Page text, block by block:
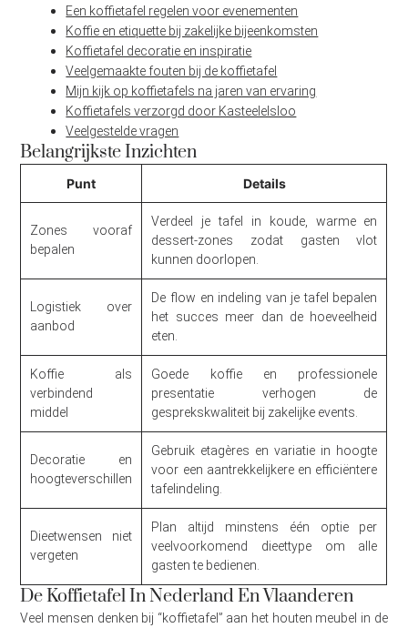
Een koffietafel regelen voor evenementen
Koffie en etiquette bij zakelijke bijeenkomsten
Koffietafel decoratie en inspiratie
Veelgemaakte fouten bij de koffietafel
Mijn kijk op koffietafels na jaren van ervaring
Koffietafels verzorgd door Kasteelelsloo
Veelgestelde vragen
Belangrijkste Inzichten
Punt Details
Zones vooraf
bepalen
Verdeel je tafel in koude, warme en
dessert-zones zodat gasten vlot
kunnen doorlopen.
Logistiek over
aanbod
De flow en indeling van je tafel bepalen
het succes meer dan de hoeveelheid
eten.
Koffie als
verbindend
middel
Goede koffie en professionele
presentatie verhogen de
gesprekskwaliteit bij zakelijke events.
Decoratie en
hoogteverschillen
Gebruik etagères en variatie in hoogte
voor een aantrekkelijkere en efficiëntere
tafelindeling.
Dieetwensen niet
vergeten
Plan altijd minstens één optie per
veelvoorkomend dieettype om alle
gasten te bedienen.
De Koffietafel In Nederland En Vlaanderen
Veel mensen denken bij “koffietafel” aan het houten meubel in de